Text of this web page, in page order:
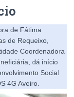
de Fátima
de Requeixo,
Coordenadora
dá início
Social
4G Aveiro.